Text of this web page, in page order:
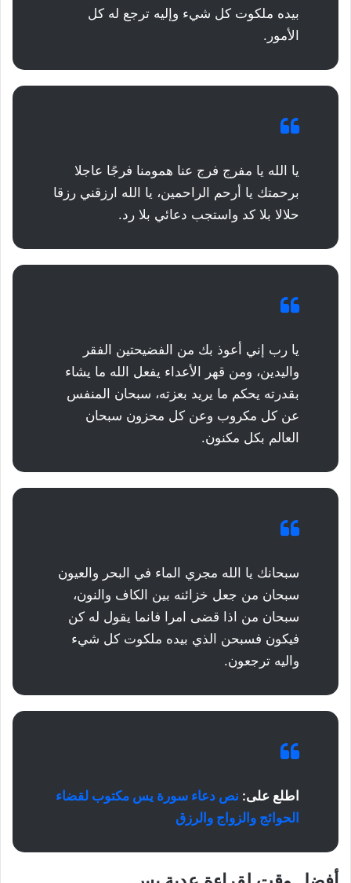
بيده ملكوت كل شيء وإليه ترجع له كل
الأمور.
يا الله يا مفرج فرج عنا همومنا فرجًا عاجلا
برحمتك يا أرحم الراحمين، يا الله ارزقني رزقا
حلالا بلا كد واستجب دعائي بلا رد.
يا رب إني أعوذ بك من الفضيحتين الفقر
واليدين، ومن قهر الأعداء يفعل الله ما يشاء
بقدرته يحكم ما يريد بعزته، سبحان المنفس
عن كل مكروب وعن كل محزون سبحان
العالم بكل مكنون.
سبحانك يا الله مجري الماء في البحر والعيون
سبحان من جعل خزائنه بين الكاف والنون،
سبحان من اذا قضى امرا فانما يقول له كن
فيكون فسبحن الذي بيده ملكوت كل شيء
واليه ترجعون.
اطلع على: نص دعاء سورة يس مكتوب لقضاء
الحوائج والزواج والرزق